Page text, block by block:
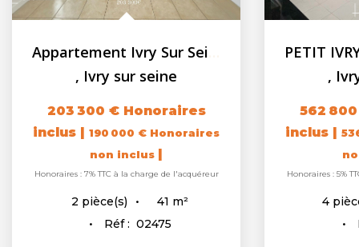
, Ivry sur seine
203 300 € Honoraires
inclus | 190 000 € Honoraires
non inclus |
Honoraires : 7% TTC à la charge de l'acquéreur
2 pièce(s) 41 m²
Réf : 02475
,
562
inclus |
Honoraires : 5%
4